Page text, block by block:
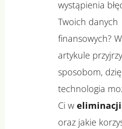
wystąpienia
Twoich danych
finansowych?
artykule
sposobom,
technologia
Ci w eliminacji
oraz jakie